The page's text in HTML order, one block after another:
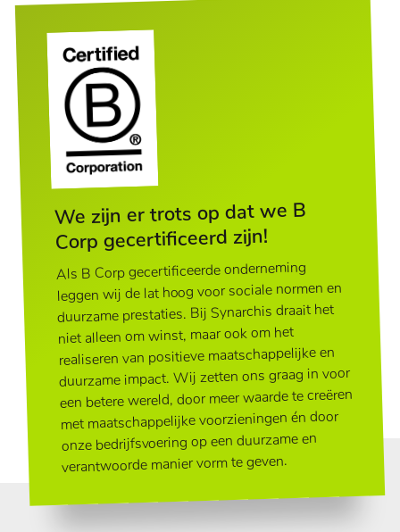
We zijn er trots op dat we B
Corp gecertificeerd zijn!
Als B Corp gecertificeerde onderneming
leggen wij de lat hoog voor sociale normen en
duurzame prestaties. Bij Synarchis draait het
niet alleen om winst, maar ook om het
realiseren van positieve maatschappelijke en
duurzame impact. Wij zetten ons graag in voor
een betere wereld, door meer waarde te creëren
met maatschappelijke voorzieningen én door
onze bedrijfsvoering op een duurzame en
verantwoorde manier vorm te geven.